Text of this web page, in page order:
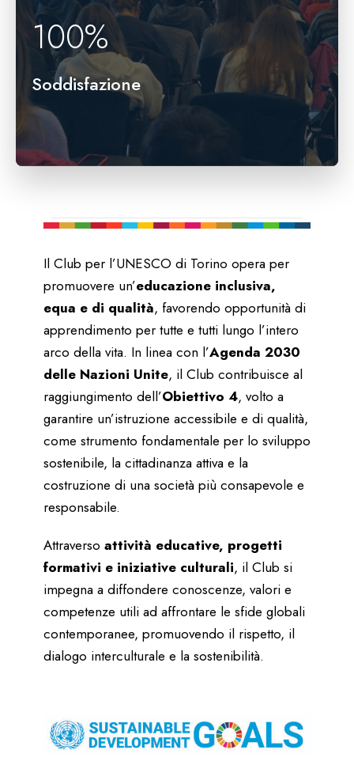
100%
Soddisfazione
Il Club per l’UNESCO di Torino opera per
promuovere un’educazione inclusiva,
equa e di qualità, favorendo opportunità di
apprendimento per tutte e tutti lungo l’intero
arco della vita. In linea con l’Agenda 2030
delle Nazioni Unite, il Club contribuisce al
raggiungimento dell’Obiettivo 4, volto a
garantire un’istruzione accessibile e di qualità,
come strumento fondamentale per lo sviluppo
sostenibile, la cittadinanza attiva e la
costruzione di una società più consapevole e
responsabile.
Attraverso attività educative, progetti
formativi e iniziative culturali, il Club si
impegna a diffondere conoscenze, valori e
competenze utili ad affrontare le sfide globali
contemporanee, promuovendo il rispetto, il
dialogo interculturale e la sostenibilità.